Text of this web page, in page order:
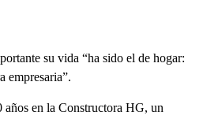
su vida “ha sido el de hogar:
empresaria”.
años en la Constructora HG, un